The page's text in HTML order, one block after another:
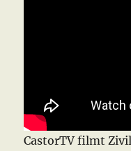
CastorTV filmt